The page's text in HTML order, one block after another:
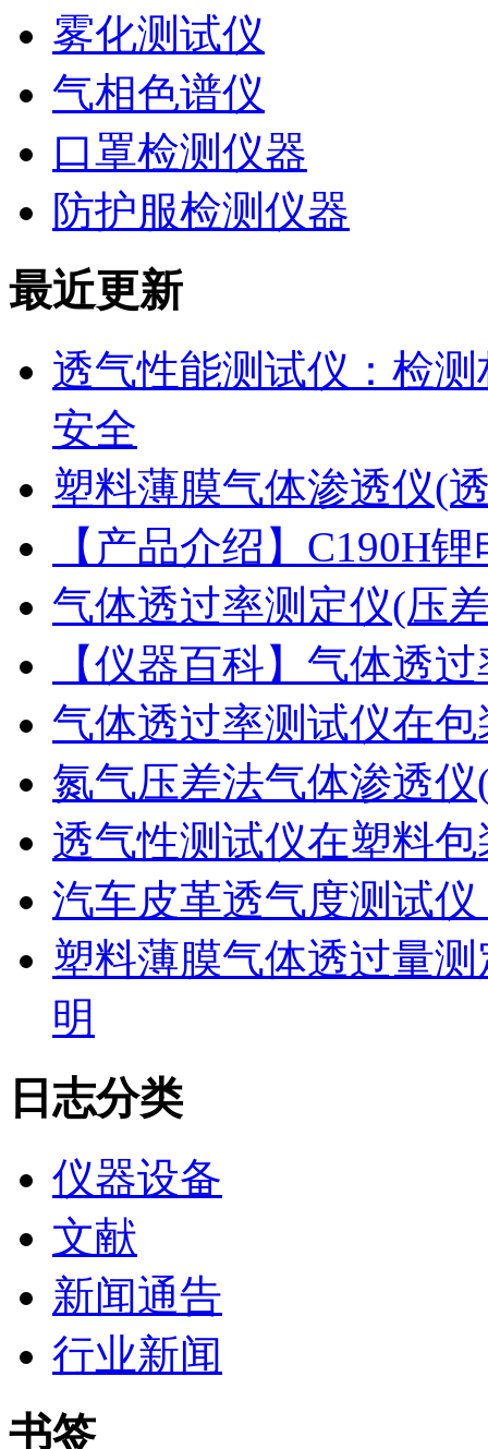
雾化测试仪
气相色谱仪
口罩检测仪器
防护服检测仪器
最近更新
透气性能测试仪：检
安全
塑料薄膜气体渗透仪(
【产品介绍】C190H
气体透过率测定仪(压
【仪器百科】气体透
气体透过率测试仪在
氮气压差法气体渗透
透气性测试仪在塑料
汽车皮革透气度测试
塑料薄膜气体透过量
明
日志分类
仪器设备
文献
新闻通告
行业新闻
书签